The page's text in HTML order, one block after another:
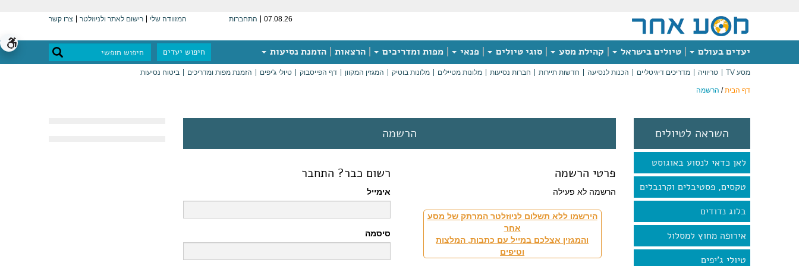
07.08.26 התחברות המזוודה שלי רישום לאתר ולניוזלטר צרו קשר
יעדים בעולם טיולים בישראל קהילת מסע סוגי טיולים פנאי מפות ומדריכים הרצאות הזמנת נסיעות חיפוש יעדים
מסע TV טריוויה מדריכים דיגיטליים הכנות לנסיעה חדשות תיירות חברות נסיעות מלונות מטיילים מלונות בוטיק המגזין המקוון דף הפייסבוק טיולי ג'יפים הזמנת מפות ומדריכים ביטוח נסיעות
דף הבית/ הרשמה
השראה לטיולים
לאן כדאי לנסוע באוגוסט
טקסים, פסטיבלים וקרנבלים
בלוג נדודים
אירופה מחוץ למסלול
טיולי ג'יפים
הרשמה
פרטי הרשמה
הרשמה לא פעילה
הירשמו ללא תשלום לניוזלטר המרתק של מסע
אחר
והמגזין אצלכם במייל עם כתבות, המלצות
וטיפים
רשום כבר? התחבר
אימייל
סיסמה